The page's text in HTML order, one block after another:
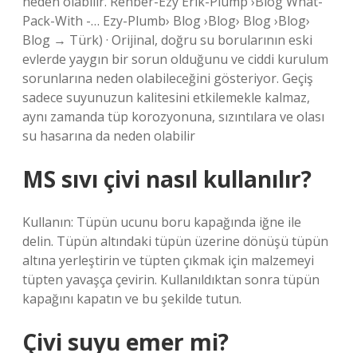
Pack-With -… Ezy-Plumb› Blog ›Blog› Blog ›Blog›
Blog → Türk) · Orijinal, doğru su borularının eski
evlerde yaygın bir sorun olduğunu ve ciddi kurulum
sorunlarına neden olabileceğini gösteriyor. Geçiş
sadece suyunuzun kalitesini etkilemekle kalmaz,
aynı zamanda tüp korozyonuna, sızıntılara ve olası
su hasarına da neden olabilir
MS sıvı çivi nasıl kullanılır?
Kullanın: Tüpün ucunu boru kapağında iğne ile
delin. Tüpün altındaki tüpün üzerine dönüşü tüpün
altına yerleştirin ve tüpten çıkmak için malzemeyi
tüpten yavaşça çevirin. Kullanıldıktan sonra tüpün
kapağını kapatın ve bu şekilde tutun.
Çivi suyu emer mi?